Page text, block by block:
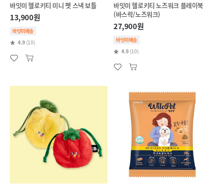
바잇미 헬로키티 미니 펫 스낵 보틀
13,900원
바잇미배송
4.9 (10)
바잇미 헬로키티 노즈워크 플레이북
(바스락/노즈워크)
27,900원
바잇미배송
4.9 (10)